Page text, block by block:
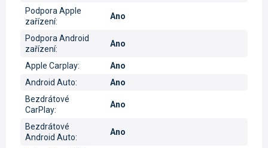
Podpora Apple
zařízení:
Ano
Podpora Android
zařízení:
Ano
Apple Carplay:
Ano
Android Auto:
Ano
Bezdrátové
CarPlay:
Ano
Bezdrátové
Android Auto:
Ano